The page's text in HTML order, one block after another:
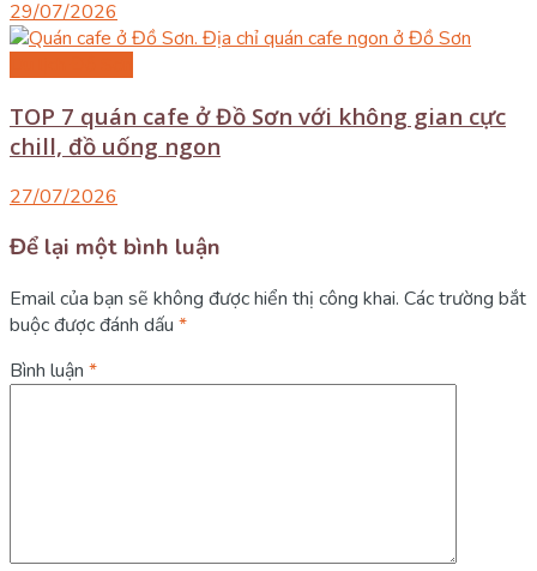
29/07/2026
TOP 7 quán cafe ở Đồ Sơn với không gian cực
chill, đồ uống ngon
27/07/2026
Để lại một bình luận
Email của bạn sẽ không được hiển thị công khai. Các trường bắt
buộc được đánh dấu *
Bình luận *